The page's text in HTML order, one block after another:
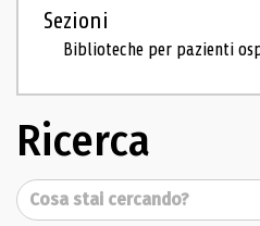
Sezioni
Biblioteche per pazienti
Ricerca
Cerca